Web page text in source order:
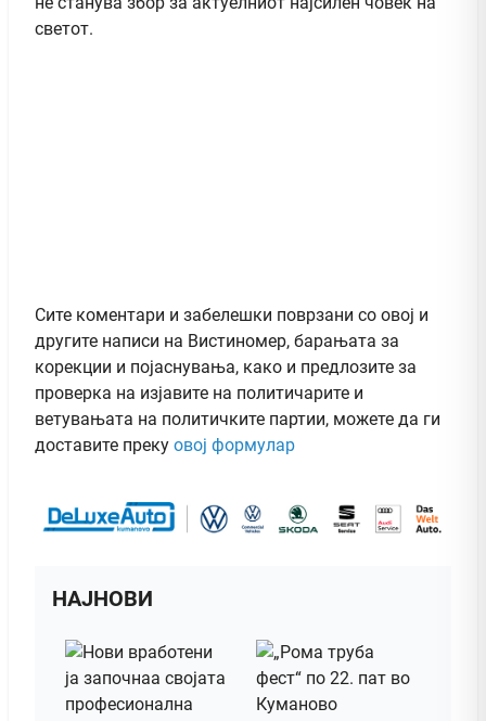
светот.
Сите коментари и забелешки поврзани со овој и
другите написи на Вистиномер, барањата за
корекции и појаснувања, како и предлозите за
проверка на изјавите на политичарите и
ветувањата на политичките партии, можете да ги
доставите преку овој формулар
НАЈНОВИ